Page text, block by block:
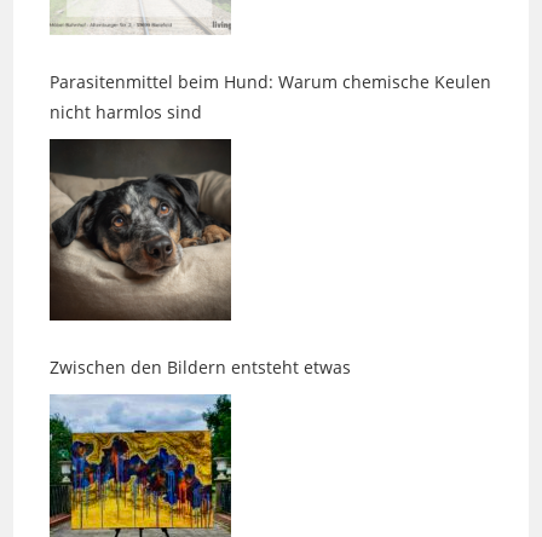
Parasitenmittel beim Hund: Warum chemische Keulen
Zwischen den Bildern entsteht etwas